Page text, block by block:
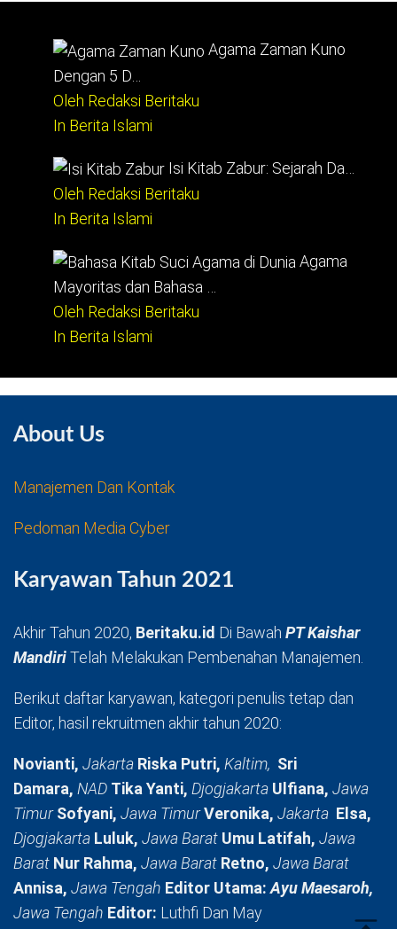
Agama Zaman Kuno
Dengan 5 D…
Oleh Redaksi Beritaku
In Berita Islami
Isi Kitab Zabur: Sejarah Da…
Oleh Redaksi Beritaku
In Berita Islami
Agama
Mayoritas dan Bahasa …
Oleh Redaksi Beritaku
In Berita Islami
About Us
Manajemen Dan Kontak
Pedoman Media Cyber
Karyawan Tahun 2021
Akhir Tahun 2020, Beritaku.id Di Bawah PT Kaishar
MandiriTelah Melakukan Pembenahan Manajemen.
Berikut daftar karyawan, kategori penulis tetap dan
Editor, hasil rekruitmen akhir tahun 2020:
Novianti, Jakarta Riska Putri, Kaltim, Sri
Damara, NAD Tika Yanti, Djogjakarta Ulfiana, Jawa
TimurSofyani, Jawa TimurVeronika, Jakarta Elsa,
Djogjakarta Luluk, Jawa Barat Umu Latifah, Jawa
Barat Nur Rahma, Jawa Barat Retno, Jawa Barat
Annisa, Jawa Tengah Editor Utama:Ayu Maesaroh,
Jawa Tengah Editor: Luthfi Dan May